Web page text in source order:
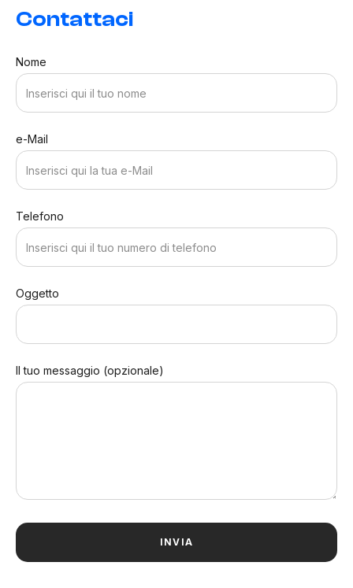
Contattaci
Nome
e-Mail
Telefono
Oggetto
Il tuo messaggio (opzionale)